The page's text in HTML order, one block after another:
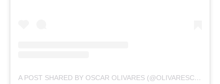
A POST SHARED BY OSCAR OLIVARES (@OLIVARESCFC)